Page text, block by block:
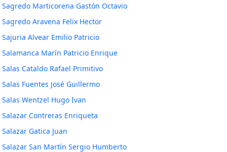
Sagredo Marticorena Gastón Octavio
Sagredo Aravena Felix Hector
Sajuria Alvear Emilio Patricio
Salamanca Marín Patricio Enrique
Salas Cataldo Rafael Primitivo
Salas Fuentes José Guillermo
Salas Wentzel Hugo Ivan
Salazar Contreras Enriqueta
Salazar Gatica Juan
Salazar San Martín Sergio Humberto